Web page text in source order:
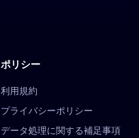
ポリシー
利用規約
プライバシーポリシー
データ処理に関する補足事項